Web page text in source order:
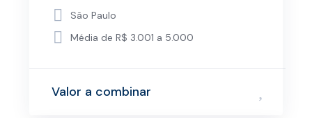
São Paulo
Média de R$ 3.001 a 5.000
Valor a combinar